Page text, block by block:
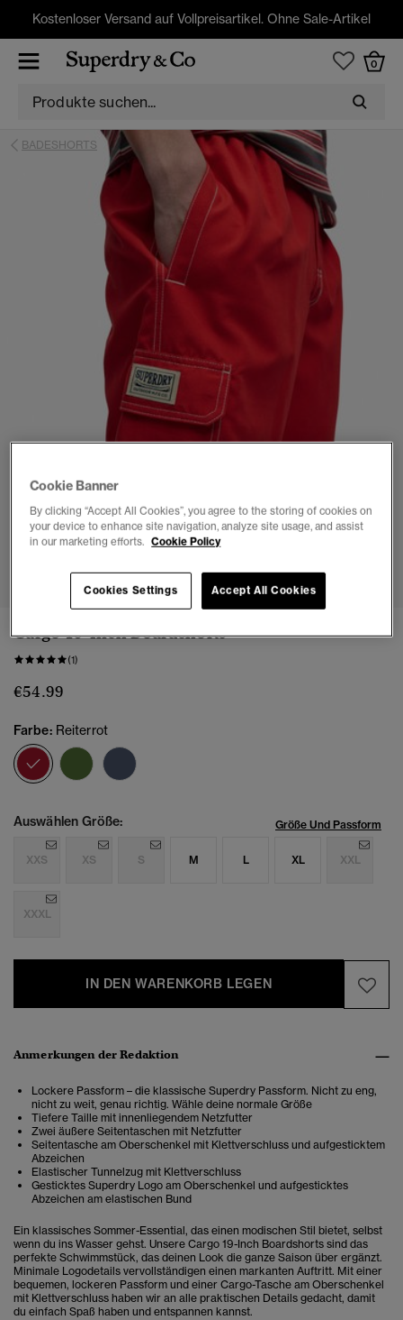
Kostenloser Versand auf Vollpreisartikel. Ohne Sale-Artikel
0
BADESHORTS
Cargo 19-Inch Boardshorts
(1)
€54.99
Farbe: Reiterrot
Ausgewählt
Auswählen Größe: Größe Und Passform
XXS XS S M L XL XXL
XXXL
IN DEN WARENKORB LEGEN
Anmerkungen der Redaktion
Lockere Passform – die klassische Superdry Passform. Nicht zu eng,
nicht zu weit, genau richtig. Wähle deine normale Größe
Tiefere Taille mit innenliegendem Netzfutter
Zwei äußere Seitentaschen mit Netzfutter
Seitentasche am Oberschenkel mit Klettverschluss und aufgesticktem
Abzeichen
Elastischer Tunnelzug mit Klettverschluss
Gesticktes Superdry Logo am Oberschenkel und aufgesticktes
Abzeichen am elastischen Bund
Ein klassisches Sommer-Essential, das einen modischen Stil bietet, selbst
wenn du ins Wasser gehst. Unsere Cargo 19-Inch Boardshorts sind das
perfekte Schwimmstück, das deinen Look die ganze Saison über ergänzt.
Minimale Logodetails vervollständigen einen markanten Auftritt. Mit einer
bequemen, lockeren Passform und einer Cargo-Tasche am Oberschenkel
mit Klettverschluss haben wir an alle praktischen Details gedacht, damit
du einfach Spaß haben und entspannen kannst.
Cookie Banner
By clicking “Accept All Cookies”, you agree to the storing of cookies on
your device to enhance site navigation, analyze site usage, and assist
in our marketing efforts. Cookie Policy
Accept All Cookies
Cookies Settings